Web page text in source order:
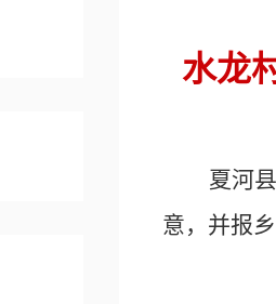
水龙
夏河
意，并报乡